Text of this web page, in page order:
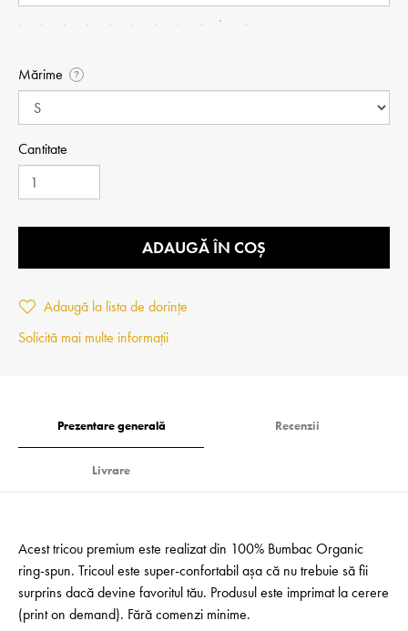
Mărime ?
Cantitate
ADAUGĂ ÎN COȘ
Adaugă la lista de dorințe
Solicită mai multe informații
Prezentare generală Recenzii
Livrare
Acest tricou premium este realizat din 100% Bumbac Organic
ring-spun. Tricoul este super-confortabil așa că nu trebuie să fii
surprins dacă devine favoritul tău. Produsul este imprimat la cerere
(print on demand). Fără comenzi minime.